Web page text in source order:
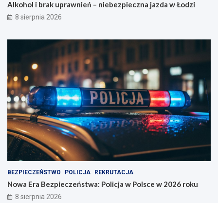
n
i
e
e
e
c
z
n
a
j
a
z
d
a
w
Ł
o
d
P
o
l
c
P
o
l
s
c
e
w
2
0
2
6
r
o
k
Alkohol i brak uprawnień – niebezpieczna jazda w Łodzi
8 sierpnia 2026
BEZPIECZEŃSTWO POLICJA REKRUTACJA
Nowa Era Bezpieczeństwa: Policja w Polsce w 2026 roku
8 sierpnia 2026